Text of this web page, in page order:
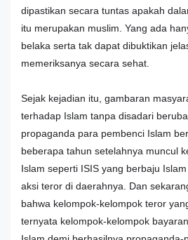
dipastikan secara tuntas apakah
itu merupakan muslim. Yang ada
belaka serta tak dapat dibuktikan
memeriksanya secara sehat.
Sejak kejadian itu, gambaran
terhadap Islam tanpa disadari
propaganda para pembenci Islam
beberapa tahun setelahnya muncul
Islam seperti ISIS yang berbaju
aksi teror di daerahnya. Dan
bahwa kelompok-kelompok teror
ternyata kelompok-kelompok